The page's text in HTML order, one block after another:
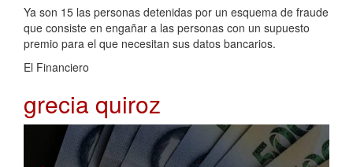
Ya son 15 las personas detenidas por un esquema de fraude
que consiste en engañar a las personas con un supuesto
premio para el que necesitan sus datos bancarios.
El Financiero
grecia quiroz